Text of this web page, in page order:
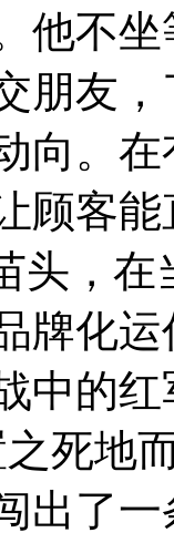
他不
朋友
向。
顾客
头，
牌化
中的
死地
出了一